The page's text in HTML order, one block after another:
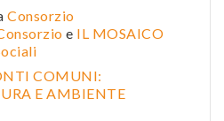
Consorzio
e IL MOSAICO
COMUNI:
E AMBIENTE